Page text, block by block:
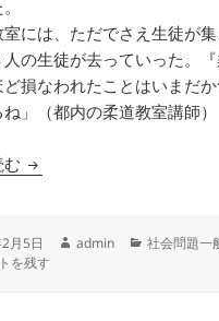
室には、ただでさえ生徒が
の生徒が去っていった。
ど損なわれたことはいまだ
」（都内の柔道教室講師）
内柴被告と園田監督の２
月5日
作
admin
カ
社会問題一
と園田監督の２大事件に揺れる柔道
を残す